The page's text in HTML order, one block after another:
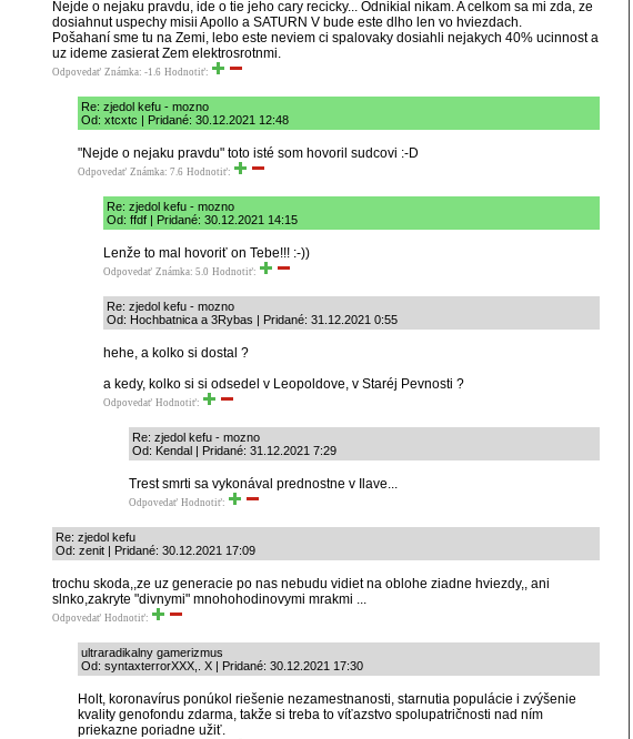
Nejde o nejaku pravdu, ide o tie jeho cary recicky... Odnikial nikam. A celkom sa mi zda, ze
dosiahnut uspechy misii Apollo a SATURN V bude este dlho len vo hviezdach.
Pošahaní sme tu na Zemi, lebo este neviem ci spalovaky dosiahli nejakych 40% ucinnost a
uz ideme zasierat Zem elektrosrotnmi.
Odpovedať Známka: -1.6 Hodnotiť:
Re: zjedol kefu - mozno
Od: xtcxtc | Pridané: 30.12.2021 12:48
"Nejde o nejaku pravdu" toto isté som hovoril sudcovi :-D
Odpovedať Známka: 7.6 Hodnotiť:
Re: zjedol kefu - mozno
Od: ffdf | Pridané: 30.12.2021 14:15
Lenže to mal hovoriť on Tebe!!! :-))
Odpovedať Známka: 5.0 Hodnotiť:
Re: zjedol kefu - mozno
Od: Hochbatnica a 3Rybas | Pridané: 31.12.2021 0:55
hehe, a kolko si dostal ?
a kedy, kolko si si odsedel v Leopoldove, v Staréj Pevnosti ?
Odpovedať Hodnotiť:
Re: zjedol kefu - mozno
Od: Kendal | Pridané: 31.12.2021 7:29
Trest smrti sa vykonával prednostne v Ilave...
Odpovedať Hodnotiť:
Re: zjedol kefu
Od: zenit | Pridané: 30.12.2021 17:09
trochu skoda,,ze uz generacie po nas nebudu vidiet na oblohe ziadne hviezdy,, ani
slnko,zakryte "divnymi" mnohohodinovymi mrakmi ...
Odpovedať Hodnotiť:
ultraradikalny gamerizmus
Od: syntaxterrorXXX,. X | Pridané: 30.12.2021 17:30
Holt, koronavírus ponúkol riešenie nezamestnanosti, starnutia populácie i zvýšenie
kvality genofondu zdarma, takže si treba to víťazstvo spolupatričnosti nad ním
priekazne poriadne užiť.